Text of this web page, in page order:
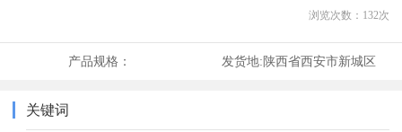
浏览次数： 132次
产品规格： 发货地:陕西省西安市新城区
关键词